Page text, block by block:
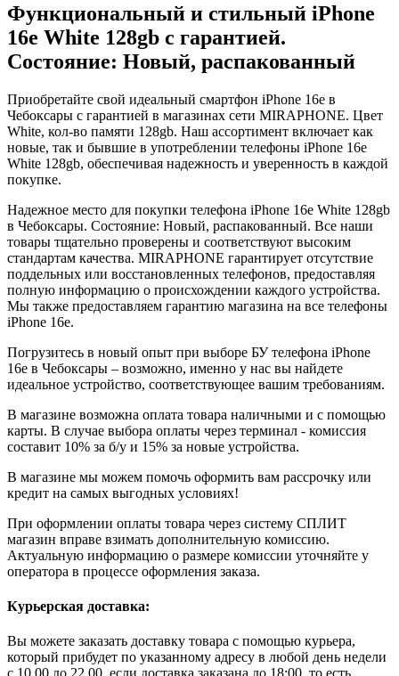
Функциональный и стильный iPhone
16e White 128gb с гарантией.
Состояние: Новый, распакованный
Приобретайте свой идеальный смартфон iPhone 16e в
Чебоксары с гарантией в магазинах сети MIRAPHONE. Цвет
White, кол-во памяти 128gb. Наш ассортимент включает как
новые, так и бывшие в употреблении телефоны iPhone 16e
White 128gb, обеспечивая надежность и уверенность в каждой
покупке.
Надежное место для покупки телефона iPhone 16e White 128gb
в Чебоксары. Состояние: Новый, распакованный. Все наши
товары тщательно проверены и соответствуют высоким
стандартам качества. MIRAPHONE гарантирует отсутствие
поддельных или восстановленных телефонов, предоставляя
полную информацию о происхождении каждого устройства.
Мы также предоставляем гарантию магазина на все телефоны
iPhone 16e.
Погрузитесь в новый опыт при выборе БУ телефона iPhone
16e в Чебоксары – возможно, именно у нас вы найдете
идеальное устройство, соответствующее вашим требованиям.
В магазине возможна оплата товара наличными и с помощью
карты. В случае выбора оплаты через терминал - комиссия
составит 10% за б/у и 15% за новые устройства.
В магазине мы можем помочь оформить вам рассрочку или
кредит на самых выгодных условиях!
При оформлении оплаты товара через систему СПЛИТ
магазин вправе взимать дополнительную комиссию.
Актуальную информацию о размере комиссии уточняйте у
оператора в процессе оформления заказа.
Курьерская доставка:
Вы можете заказать доставку товара с помощью курьера,
который прибудет по указанному адресу в любой день недели